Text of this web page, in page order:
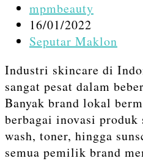
Post
author:
mpmbeauty
Post
published:
16/01/2022
Post
Seputar Maklon
Industri skincare di
sangat pesat dalam
Banyak brand lokal
berbagai inovasi
wash, toner, hingga
semua pemilik brand